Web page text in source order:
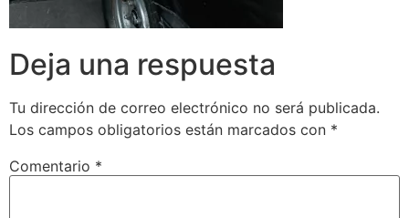
Deja una respuesta
Tu dirección de correo electrónico no será publicada.
Los campos obligatorios están marcados con *
Comentario *